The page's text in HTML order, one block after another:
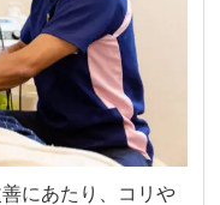
にあたり、コリや